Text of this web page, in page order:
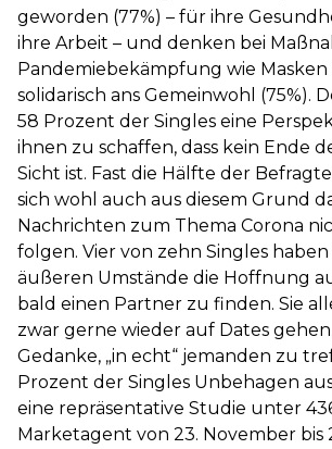
geworden (77%) – für ihre
ihre Arbeit – und denken bei
Pandemiebekämpfung wie
solidarisch ans Gemeinwohl (75%).
58 Prozent der Singles eine
ihnen zu schaffen, dass kein Ende
Sicht ist. Fast die Hälfte der
sich wohl auch aus diesem Grund
Nachrichten zum Thema Corona
folgen. Vier von zehn Singles
äußeren Umstände die Hoffnung
bald einen Partner zu finden. Sie
zwar gerne wieder auf Dates
Gedanke, „in echt“ jemanden zu
Prozent der Singles Unbehagen
eine repräsentative Studie unter
Marketagent von 23. November bis